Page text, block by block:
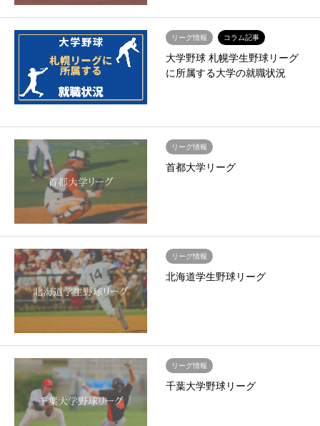
リーグ情報 コラム記事
大学野球 札幌学生野球リーグ
に所属する大学の就職状況
リーグ情報
首都大学リーグ
リーグ情報
北海道学生野球リーグ
リーグ情報
千葉大学野球リーグ